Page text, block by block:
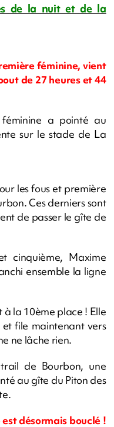
de la nuit et de la
féminine, vient
de 27 heures et 44
a pointé au
sur le stade de La
les fous et première
Ces derniers sont
de passer le gîte de
cinquième, Maxime
ensemble la ligne
à la 10ème place ! Elle
file maintenant vers
ne lâche rien.
de Bourbon, une
au gîte du Piton des
désormais bouclé !